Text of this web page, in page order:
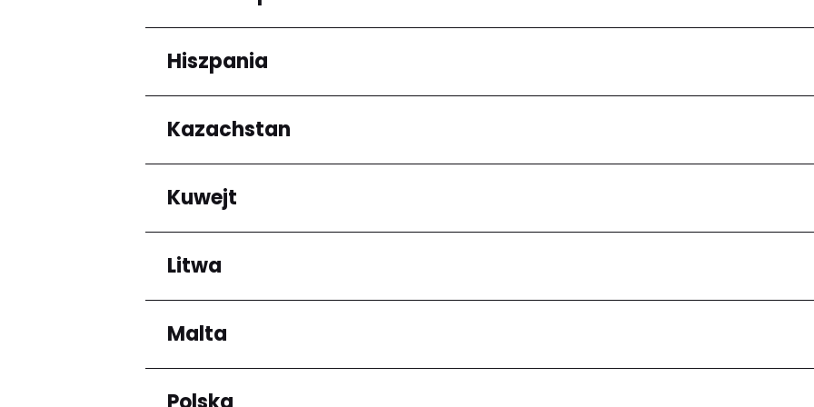
Arrondissement de Cayenne
Regiony
Grande-Terre
Hiszpania
Regiony
Andalucía
Kazachstan
Regiony
Almaty Region
Kuwejt
Regiony
Mubarak al-Kabir
Litwa
Regiony
Okręg kłajpedzki
Okręg mariampolski
Panevėžio apskritis
Malta
Regiony